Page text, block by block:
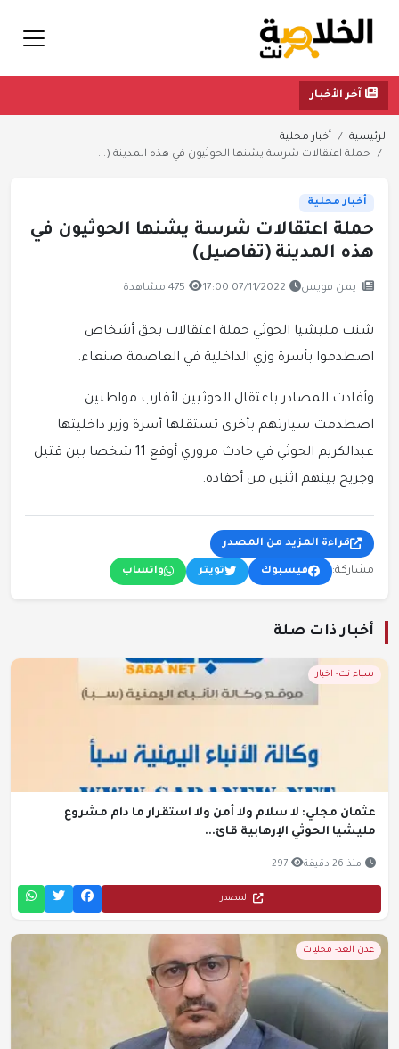
آخر الأخبار
الرئيسية
أخبار محلية
حملة اعتقالات شرسة يشنها الحوثيون في هذه المدينة (...
أخبار محلية
حملة اعتقالات شرسة يشنها الحوثيون في
هذه المدينة (تفاصيل)
يمن فويس 07/11/2022 17:00 475 مشاهدة
شنت مليشيا الحوثي حملة اعتقالات بحق أشخاص
اصطدموا بأسرة وزي الداخلية في العاصمة صنعاء.
وأفادت المصادر باعتقال الحوثيين لأقارب مواطنين
اصطدمت سيارتهم بأخرى تستقلها أسرة وزير داخليتها
عبدالكريم الحوثي في حادث مروري أوقع 11 شخصا بين قتيل
وجريح بينهم اثنين من أحفاده.
قراءة المزيد من المصدر
مشاركة: فيسبوك تويتر واتساب
أخبار ذات صلة
سباء نت- اخبار
عثمان مجلي: لا سلام ولا أمن ولا استقرار ما دام مشروع
مليشيا الحوثي الإرهابية قائ...
منذ 26 دقيقة 297
المصدر
عدن الغد- محليات